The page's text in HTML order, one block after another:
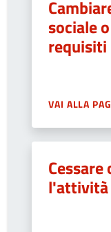
sociale
VAI ALLA
l'attività